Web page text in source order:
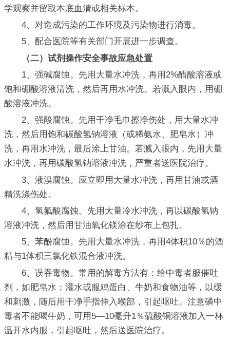
学观察并留取本底血清或相关标本。
4、对造成污染的工作环境及污染物进行消毒。
5、配合医院等有关部门开展进一步调查。
（二）试剂操作安全事故应急处置
1、强碱腐蚀。先用大量水冲洗，再用2%醋酸溶液或
饱和硼酸溶液清洗，然后再用水冲洗。若溅入眼内，用硼
酸溶液冲洗。
2、强酸腐蚀。先用干净毛巾擦净伤处，用大量水冲
洗，然后用饱和碳酸氢钠溶液（或稀氨水、肥皂水）冲
洗，再用水冲洗，最后涂上甘油。若溅入眼内，先用大量
水冲洗，再用碳酸氢钠溶液冲洗，严重者送医院治疗。
3、液溴腐蚀。应立即用大量水冲洗，再用甘油或酒
精洗涤伤处。
4、氢氟酸腐蚀。先用大量冷水冲洗，再以碳酸氢钠
溶液冲洗，然后用甘油氧化镁涂在纱布上包扎。
5、苯酚腐蚀。先用大量水冲洗，再用4体积10％的酒
精与1体积三氯化铁混合液冲洗。
6、误吞毒物。常用的解毒方法有：给中毒者服催吐
剂，如肥皂水；灌水或服鸡蛋白、牛奶和食物油等，以缓
和刺激，随后用干净手指伸入喉部，引起呕吐。注意磷中
毒者不能喝牛奶，可用5—10毫升1％硫酸铜溶液加入一杯
温开水内服，引起呕吐，然后送医院治疗。